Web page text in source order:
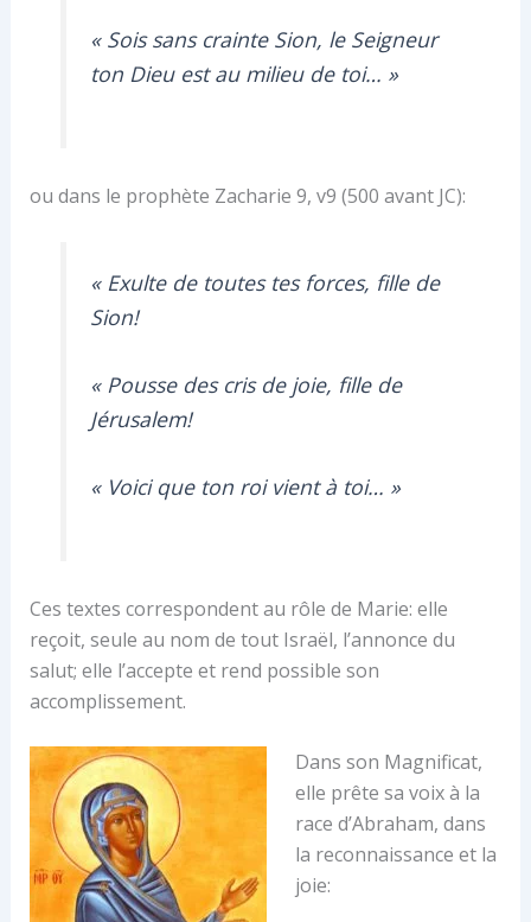
« Sois sans crainte Sion, le Seigneur
ton Dieu est au milieu de toi… »
ou dans le prophète Zacharie 9, v9 (500 avant JC):
« Exulte de toutes tes forces, fille de
Sion!
« Pousse des cris de joie, fille de
Jérusalem!
« Voici que ton roi vient à toi… »
Ces textes correspondent au rôle de Marie: elle
reçoit, seule au nom de tout Israël, l’annonce du
salut; elle l’accepte et rend possible son
accomplissement.
Dans son Magnificat,
elle prête sa voix à la
race d’Abraham, dans
la reconnaissance et la
joie: